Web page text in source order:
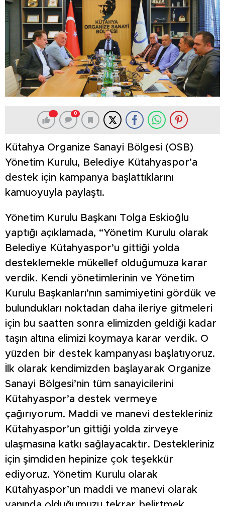
0
Kütahya Organize Sanayi Bölgesi (OSB)
Yönetim Kurulu, Belediye Kütahyaspor’a
destek için kampanya başlattıklarını
kamuoyuyla paylaştı.
Yönetim Kurulu Başkanı Tolga Eskioğlu
yaptığı açıklamada, “Yönetim Kurulu olarak
Belediye Kütahyaspor’u gittiği yolda
desteklemekle mükellef olduğumuza karar
verdik. Kendi yönetimlerinin ve Yönetim
Kurulu Başkanları’nın samimiyetini gördük ve
bulundukları noktadan daha ileriye gitmeleri
için bu saatten sonra elimizden geldiği kadar
taşın altına elimizi koymaya karar verdik. O
yüzden bir destek kampanyası başlatıyoruz.
İlk olarak kendimizden başlayarak Organize
Sanayi Bölgesi’nin tüm sanayicilerini
Kütahyaspor’a destek vermeye
çağırıyorum. Maddi ve manevi destekleriniz
Kütahyaspor’un gittiği yolda zirveye
ulaşmasına katkı sağlayacaktır. Destekleriniz
için şimdiden hepinize çok teşekkür
ediyoruz. Yönetim Kurulu olarak
Kütahyaspor’un maddi ve manevi olarak
yanında olduğumuzu tekrar belirtmek